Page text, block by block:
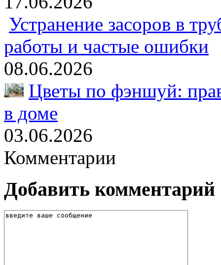
Устранение засоров в
работы и частые ошибки
08.06.2026
Цветы по фэншуй:
в доме
03.06.2026
Комментарии
Добавить комментарий